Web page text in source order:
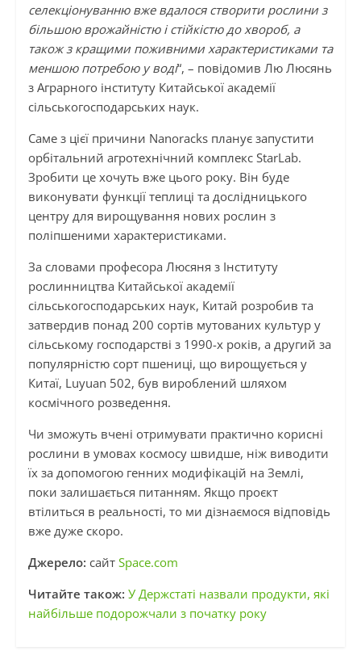
селекціонуванню вже вдалося створити рослини з
більшою врожайністю і стійкістю до хвороб, а
також з кращими поживними характеристиками та
меншою потребою у воді“, – повідомив Лю Люсянь
з Аграрного інституту Китайської академії
сільськогосподарських наук.
Саме з цієї причини Nanoracks планує запустити
орбітальний агротехнічний комплекс StarLab.
Зробити це хочуть вже цього року. Він буде
виконувати функції теплиці та дослідницького
центру для вирощування нових рослин з
поліпшеними характеристиками.
За словами професора Люсяня з Інституту
рослинництва Китайської академії
сільськогосподарських наук, Китай розробив та
затвердив понад 200 сортів мутованих культур у
сільському господарстві з 1990-х років, а другий за
популярністю сорт пшениці, що вирощується у
Китаї, Luyuan 502, був вироблений шляхом
космічного розведення.
Чи зможуть вчені отримувати практично корисні
рослини в умовах космосу швидше, ніж виводити
їх за допомогою генних модифікацій на Землі,
поки залишається питанням. Якщо проєкт
втілиться в реальності, то ми дізнаємося відповідь
вже дуже скоро.
Джерело: сайт Space.com
Читайте також: У Держстаті назвали продукти, які
найбільше подорожчали з початку року